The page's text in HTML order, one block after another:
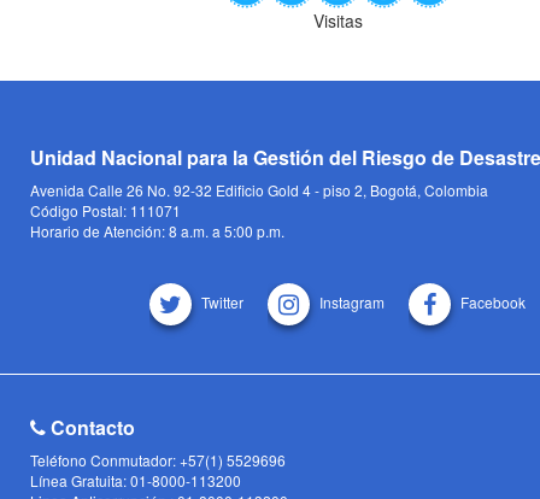
Visitas
Unidad Nacional para la Gestión del Riesgo de
Avenida Calle 26 No. 92-32 Edificio Gold 4 - piso 2, Bogotá, Colombia
Código Postal: 111071
Horario de Atención: 8 a.m. a 5:00 p.m.
Twitter Instagram Facebook
Contacto
Teléfono Conmutador: +57(1) 5529696
Línea Gratuita: 01-8000-113200